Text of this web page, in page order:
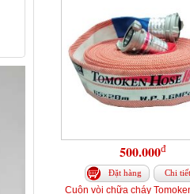
500.000đ
Đặt hàng Chi tiết
Cuộn vòi chữa cháy